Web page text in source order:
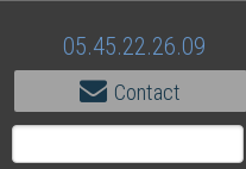
05.45.22.26.09
Contact